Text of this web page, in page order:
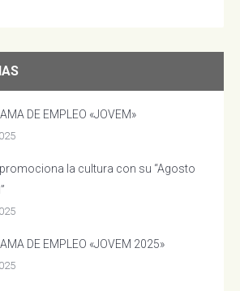
DE EMPLEO «JOVEM»
la cultura con su “Agosto
DE EMPLEO «JOVEM 2025»